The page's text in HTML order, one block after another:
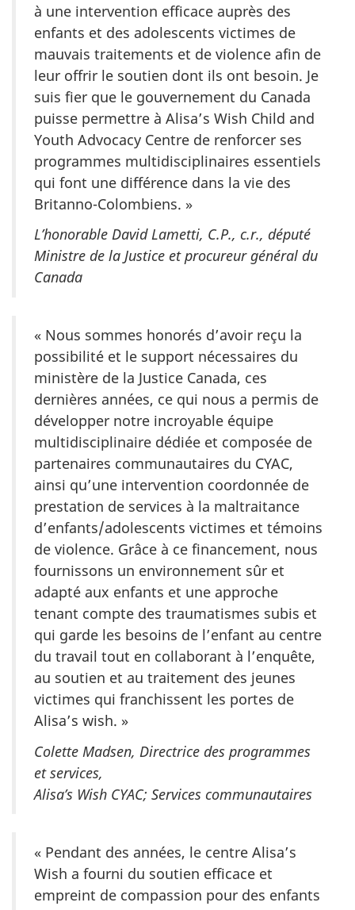
à une intervention efficace auprès des
enfants et des adolescents victimes de
mauvais traitements et de violence afin de
leur offrir le soutien dont ils ont besoin. Je
suis fier que le gouvernement du Canada
puisse permettre à Alisa’s Wish Child and
Youth Advocacy Centre de renforcer ses
programmes multidisciplinaires essentiels
qui font une différence dans la vie des
Britanno-Colombiens. »
L’honorable David Lametti, C.P., c.r., député
Ministre de la Justice et procureur général du
Canada
« Nous sommes honorés d’avoir reçu la
possibilité et le support nécessaires du
ministère de la Justice Canada, ces
dernières années, ce qui nous a permis de
développer notre incroyable équipe
multidisciplinaire dédiée et composée de
partenaires communautaires du CYAC,
ainsi qu’une intervention coordonnée de
prestation de services à la maltraitance
d’enfants/adolescents victimes et témoins
de violence. Grâce à ce financement, nous
fournissons un environnement sûr et
adapté aux enfants et une approche
tenant compte des traumatismes subis et
qui garde les besoins de l’enfant au centre
du travail tout en collaborant à l’enquête,
au soutien et au traitement des jeunes
victimes qui franchissent les portes de
Alisa’s wish. »
Colette Madsen, Directrice des programmes
et services,
Alisa’s Wish CYAC; Services communautaires
« Pendant des années, le centre Alisa’s
Wish a fourni du soutien efficace et
empreint de compassion pour des enfants